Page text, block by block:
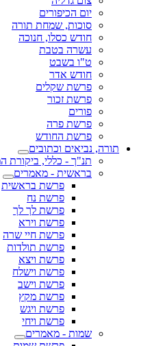
יום הכיפורים
סוכות, שמחת תורה
חודש כסלו, חנוכה
עשרה בטבת
ט"ו בשבט
חודש אדר
פרשת שקלים
פרשת זכור
פורים
פרשת פרה
פרשת החודש
תורה, נביאים וכתובים
תנ"ך - כללי, ביקורת
בראשית - מאמרים
פרשת בראשית
פרשת נח
פרשת לך לך
פרשת וירא
פרשת חיי שרה
פרשת תולדות
פרשת ויצא
פרשת וישלח
פרשת וישב
פרשת מקץ
פרשת ויגש
פרשת ויחי
שמות - מאמרים